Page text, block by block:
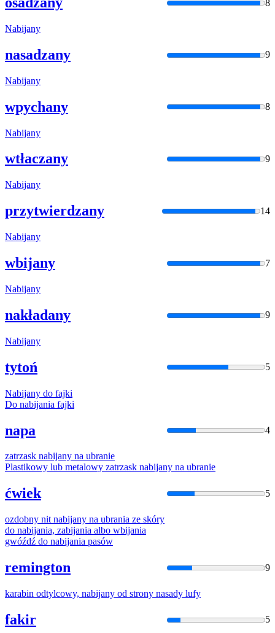
8
Nabijany
nasadzany 9
Nabijany
wpychany 8
Nabijany
wtłaczany 9
Nabijany
przytwierdzany 14
Nabijany
wbijany 7
Nabijany
nakładany 9
Nabijany
tytoń 5
Nabijany do fajki
Do nabijania fajki
napa 4
zatrzask nabijany na ubranie
Plastikowy lub metalowy zatrzask nabijany na ubranie
ćwiek 5
ozdobny nit nabijany na ubrania ze skóry
do nabijania, zabijania albo wbijania
gwóźdź do nabijania pasów
remington 9
karabin odtylcowy, nabijany od strony nasady lufy
fakir 5